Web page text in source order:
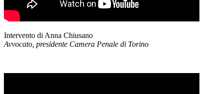
Intervento di Anna Chiusano
Avvocato, presidente Camera Penale di Torino